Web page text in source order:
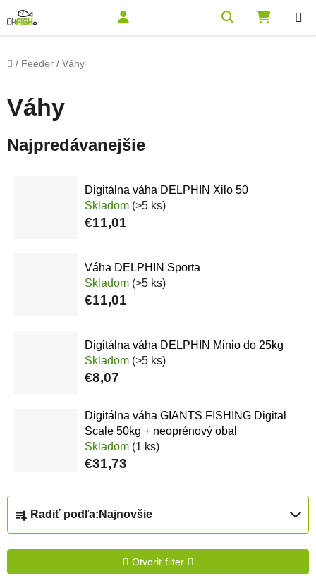
Domov
/ Feeder / Váhy
Váhy
Najpredávanejšie
Digitálna váha DELPHIN Xilo 50
Skladom (>5 ks)
€11,01
Váha DELPHIN Sporta
Skladom (>5 ks)
€11,01
Digitálna váha DELPHIN Minio do 25kg
Skladom (>5 ks)
€8,07
Digitálna váha GIANTS FISHING Digital
Scale 50kg + neoprénový obal
Skladom (1 ks)
€31,73
Radenie produktov
Radiť podľa: Najnovšie
Otvoriť filter